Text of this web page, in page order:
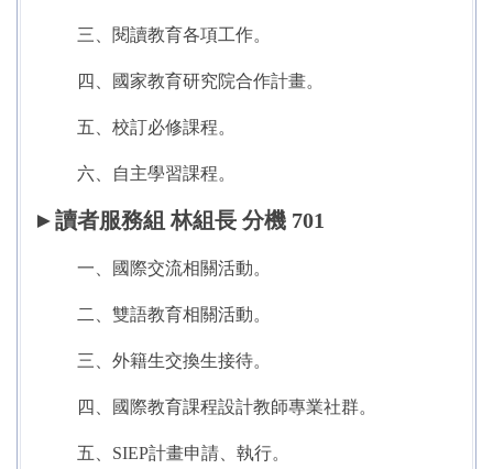
峽思文學獎
圖書館粉絲專頁
高一二夜自習專區
全國中學生寫作比賽
三、閱讀教育各項工作。
四、國家教育研究院合作計畫。
五、校訂必修課程。
六、自主學習課程。
►讀者服務組 林組長 分機 701
一、國際交流相關活動。
二、雙語教育相關活動。
三、外籍生交換生接待。
四、國際教育課程設計教師專業社群。
五、SIEP計畫申請、執行。